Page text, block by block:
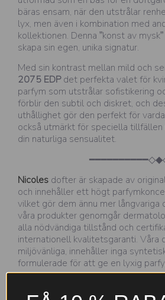
bäras ensam, när den utstrålar
lyx, men även i kombination med
kollektionen. Denna ”konst av
skapa sin egen, unika signatur.
Med sin kontrast mellan mild och
2075 EDPdet perfekta valet för
parfym som utstrålar sofistikering
förblir den subtil och diskret, och
uthållighet gör den perfekt för
också utmärkt för speciella
din naturliga sensualitet.
Nicoles dofter är skapade av
och innehåller ett högt
vilket gör dem ännu mer långvariga
våra produkter genomgår
alla nödvändiga tillstånd och
internationell kvalitetsgaranti. Våra
miljövänliga, innehåller inga
formulerade för att ge en lyxig
doftessenser och förpackas i